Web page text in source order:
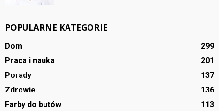
POPULARNE KATEGORIE
Dom
299
Praca i nauka
201
Porady
137
Zdrowie
136
Farby do butów
113